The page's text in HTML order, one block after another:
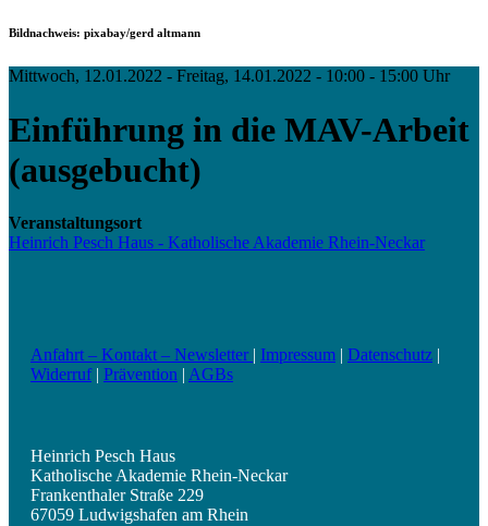
Bildnachweis: pixabay/gerd altmann
Mittwoch, 12.01.2022 - Freitag, 14.01.2022 - 10:00 - 15:00 Uhr
Einführung in die MAV-Arbeit
(ausgebucht)
Veranstaltungsort
Heinrich Pesch Haus - Katholische Akademie Rhein-Neckar
Anfahrt – Kontakt – Newsletter | Impressum | Datenschutz |
Widerruf| Prävention | AGBs
Heinrich Pesch Haus
Katholische Akademie Rhein-Neckar
Frankenthaler Straße 229
67059 Ludwigshafen am Rhein